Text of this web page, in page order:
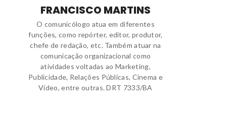
FRANCISCO MARTINS
O comunicólogo atua em diferentes
funções, como repórter, editor, produtor,
chefe de redação, etc. Também atuar na
comunicação organizacional como
atividades voltadas ao Marketing,
Publicidade, Relações Públicas, Cinema e
Vídeo, entre outras. DRT 7333/BA